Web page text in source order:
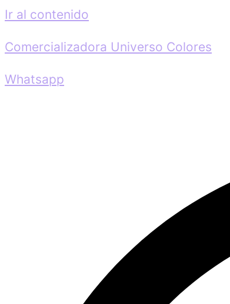
Ir al contenido
Comercializadora Universo Colores
Whatsapp